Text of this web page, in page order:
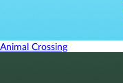
Animal Crossing